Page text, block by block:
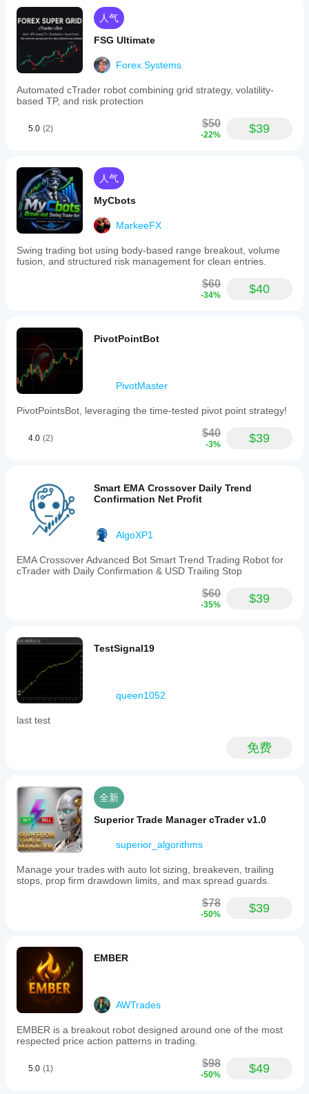
人气
FSG Ultimate
Forex.Systems
Automated cTrader robot combining grid strategy, volatility-
based TP, and risk protection
5.0 (2) $50
-22% $39
人气
MyCbots
MarkeeFX
Swing trading bot using body-based range breakout, volume
fusion, and structured risk management for clean entries.
$60
-34% $40
PivotPointBot
PivotMaster
PivotPointsBot, leveraging the time-tested pivot point strategy!
4.0 (2) $40
-3% $39
Smart EMA Crossover Daily Trend
Confirmation Net Profit
AlgoXP1
EMA Crossover Advanced Bot Smart Trend Trading Robot for
cTrader with Daily Confirmation & USD Trailing Stop
$60
-35% $39
TestSignal19
queen1052
last test
免费
全新
Superior Trade Manager cTrader v1.0
superior_algorithms
Manage your trades with auto lot sizing, breakeven, trailing
stops, prop firm drawdown limits, and max spread guards.
$78
-50% $39
EMBER
AWTrades
EMBER is a breakout robot designed around one of the most
respected price action patterns in trading.
5.0 (1) $98
-50% $49